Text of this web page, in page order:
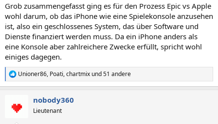
:
Grob zusammengefasst ging es für den Prozess Epic vs Apple
wohl darum, ob das iPhone wie eine Spielekonsole anzusehen
ist, also ein geschlossenes System, das über Software und
Dienste finanziert werden muss. Da ein iPhone anders als
eine Konsole aber zahlreichere Zwecke erfüllt, spricht wohl
einiges dagegen.
R
e
Unioner86, Poati,chartmix und 51 andere
nobody360
Lieutenant